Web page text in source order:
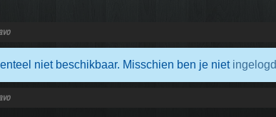
niet beschikbaar. Misschien ben je niet ingelogd